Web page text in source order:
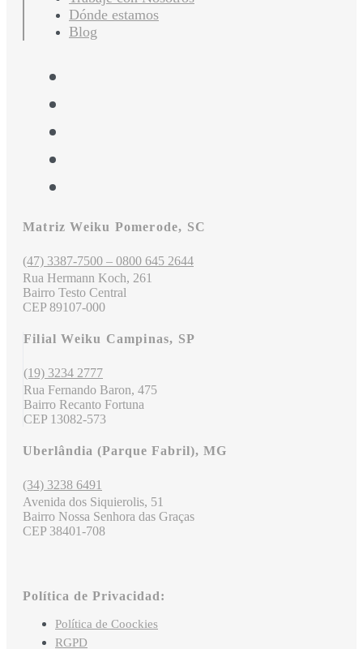
Dónde estamos
Blog
Matriz Weiku Pomerode, SC
(47) 3387-7500 – 0800 645 2644
Rua Hermann Koch, 261
Bairro Testo Central
CEP 89107-000
Filial Weiku Campinas, SP
(19) 3234 2777
Rua Fernando Baron, 475
Bairro Recanto Fortuna
CEP 13082-573
Uberlândia (Parque Fabril), MG
(34) 3238 6491
Avenida dos Siquierolis, 51
Bairro Nossa Senhora das Graças
CEP 38401-708
Política de Privacidad:
Política de Coockies
RGPD